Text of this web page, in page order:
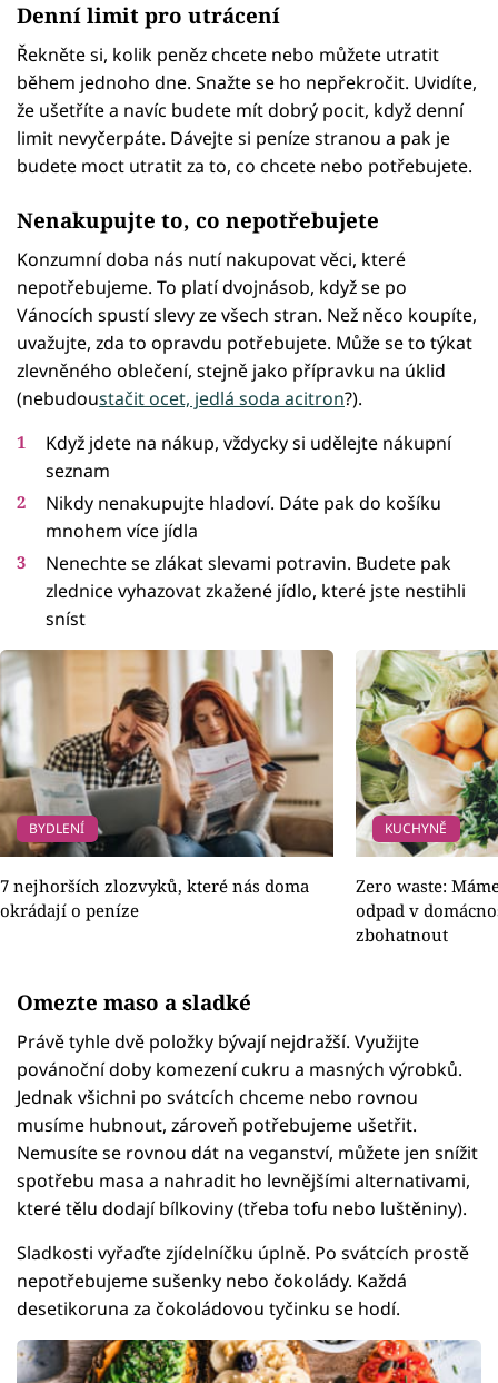
Denní limit pro utrácení
Řekněte si, kolik peněz chcete nebo můžete utratit
během jednoho dne. Snažte se ho nepřekročit. Uvidíte,
že ušetříte a navíc budete mít dobrý pocit, když denní
limit nevyčerpáte. Dávejte si peníze stranou a pak je
budete moct utratit za to, co chcete nebo potřebujete.
Nenakupujte to, co nepotřebujete
Konzumní doba nás nutí nakupovat věci, které
nepotřebujeme. To platí dvojnásob, když se po
Vánocích spustí slevy ze všech stran. Než něco koupíte,
uvažujte, zda to opravdu potřebujete. Může se to týkat
zlevněného oblečení, stejně jako přípravku na úklid
(nebudoustačit ocet, jedlá soda acitron?).
Když jdete na nákup, vždycky si udělejte nákupní
seznam
Nikdy nenakupujte hladoví. Dáte pak do košíku
mnohem více jídla
Nenechte se zlákat slevami potravin. Budete pak
zlednice vyhazovat zkažené jídlo, které jste nestihli
sníst
BYDLENÍ
7 nejhorších zlozvyků, které nás doma
okrádají o peníze
KUCHYNĚ
Zero waste:
odpad v
zbohatnout
Omezte maso a sladké
Právě tyhle dvě položky bývají nejdražší. Využijte
povánoční doby komezení cukru a masných výrobků.
Jednak všichni po svátcích chceme nebo rovnou
musíme hubnout, zároveň potřebujeme ušetřit.
Nemusíte se rovnou dát na veganství, můžete jen snížit
spotřebu masa a nahradit ho levnějšími alternativami,
které tělu dodají bílkoviny (třeba tofu nebo luštěniny).
Sladkosti vyřaďte zjídelníčku úplně. Po svátcích prostě
nepotřebujeme sušenky nebo čokolády. Každá
desetikoruna za čokoládovou tyčinku se hodí.